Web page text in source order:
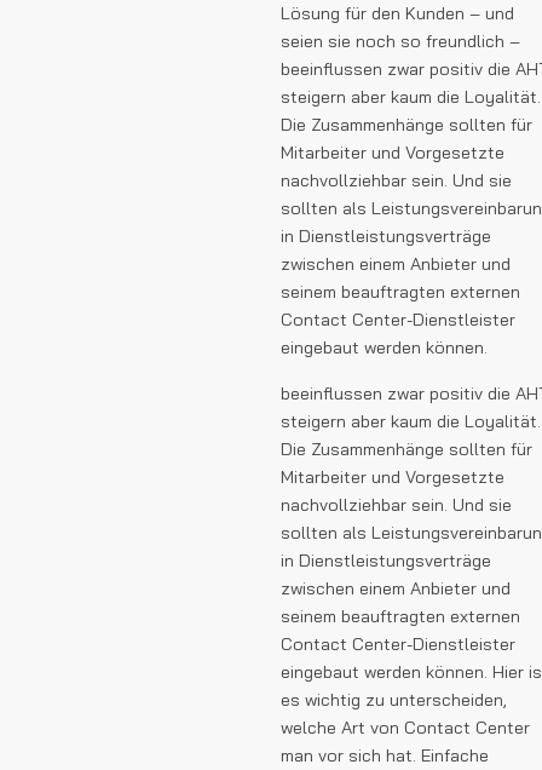
Lösung für den Kunden – und
seien sie noch so freundlich –
beeinflussen zwar positiv die
steigern aber kaum die Loyalität.
Die Zusammenhänge sollten für
Mitarbeiter und Vorgesetzte
nachvollziehbar sein. Und sie
sollten als
in Dienstleistungsverträge
zwischen einem Anbieter und
seinem beauftragten externen
Contact Center-Dienstleister
eingebaut werden können.
beeinflussen zwar positiv die
steigern aber kaum die Loyalität.
Die Zusammenhänge sollten für
Mitarbeiter und Vorgesetzte
nachvollziehbar sein. Und sie
sollten als
in Dienstleistungsverträge
zwischen einem Anbieter und
seinem beauftragten externen
Contact Center-Dienstleister
eingebaut werden können. Hier
es wichtig zu unterscheiden,
welche Art von Contact Center
man vor sich hat. Einfache